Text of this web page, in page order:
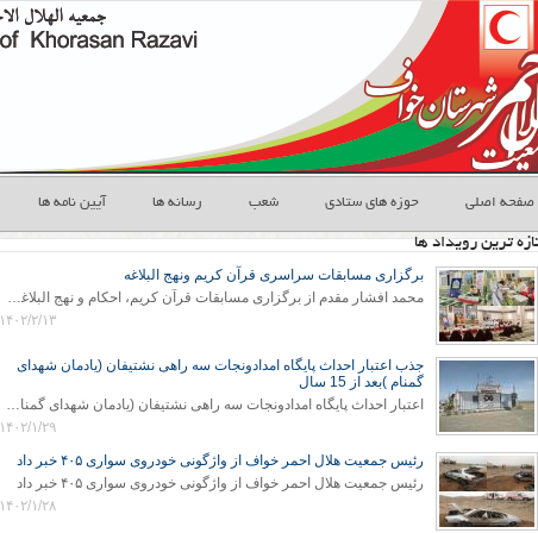
صفحه اصلی حوزه های ستادی شعب رسانه ها آیین نامه ها
ترین رویداد ها
برگزاری مسابقات سراسری قرآن کریم ونهج البلاغه
محمد افشار مقدم از برگزاری مسابقات قرآن کریم، احکام و نهج البلاغه با شعار خدمت، صلح و دوستی خبر داد
۱۴۰۲/۲/۱۳
جذب اعتبار احداث پایگاه امدادونجات سه راهی نشتیفان (یادمان شهدای
گمنام )بعد از 15 سال
اعتبار احداث پایگاه امدادونجات سه راهی نشتیفان (یادمان شهدای گمنام )بعد از 15 سال جذب شد
۱۴۰۲/۱/۲۹
رئیس جمعیت هلال احمر خواف از واژگونی خودروی سواری ۴۰۵ خبر داد
رئیس جمعیت هلال احمر خواف از واژگونی خودروی سواری ۴۰۵ خبر داد
۱۴۰۲/۱/۲۸